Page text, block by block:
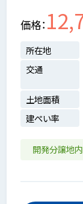
価格
所在地
交通
土地面積
建ぺい率
開発分譲地内